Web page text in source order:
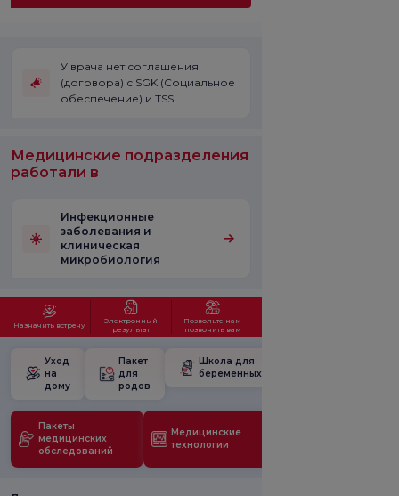
У врача нет соглашения
(договора) с SGK (Социальное
обеспечение) и TSS.
Медицинские подразделения
работали в
Инфекционные
заболевания и
клиническая
микробиология
Назначить встречу
Электронный
результат
Позвольте нам
позвонить вам
Уход
на
дому
Пакет
для
родов
Школа для
беременных
Пакеты
медицинских
обследований
Медицинские
технологии